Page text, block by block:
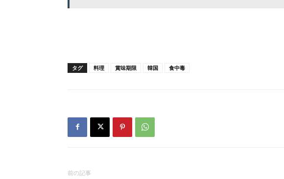
タグ 料理 賞味期限 韓国 食中毒
前の記事